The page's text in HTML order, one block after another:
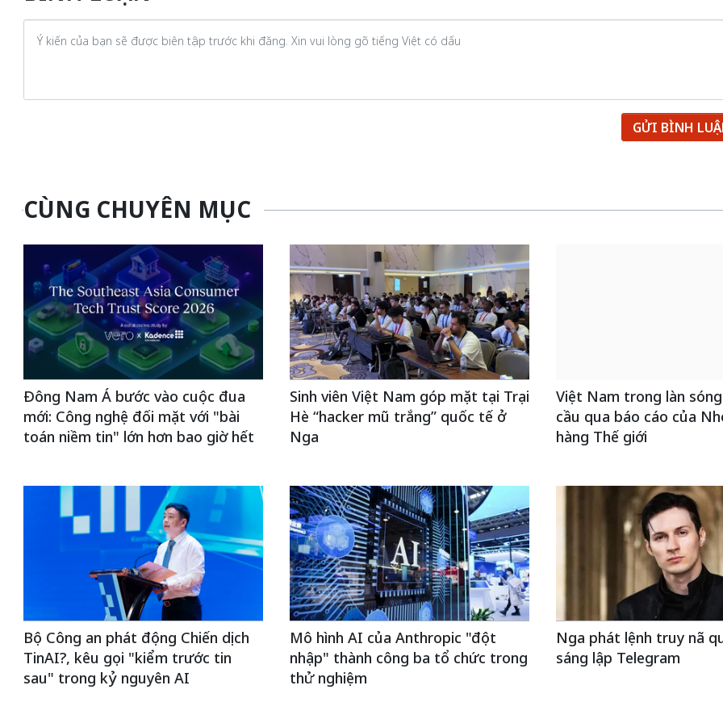
GỬI BÌNH
CÙNG CHUYÊN MỤC
Đông Nam Á bước vào cuộc đua
mới: Công nghệ đối mặt với "bài
toán niềm tin" lớn hơn bao giờ hết
Sinh viên Việt Nam góp mặt tại Trại
Hè “hacker mũ trắng” quốc tế ở
Nga
Việt Nam trong làn
cầu qua báo cáo của
hàng Thế giới
Bộ Công an phát động Chiến dịch
TinAI?, kêu gọi "kiểm trước tin
sau" trong kỷ nguyên AI
Mô hình AI của Anthropic "đột
nhập" thành công ba tổ chức trong
thử nghiệm
Nga phát lệnh truy nã
sáng lập Telegram